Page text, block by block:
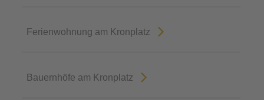
Ferienwohnung am Kronplatz
Bauernhöfe am Kronplatz